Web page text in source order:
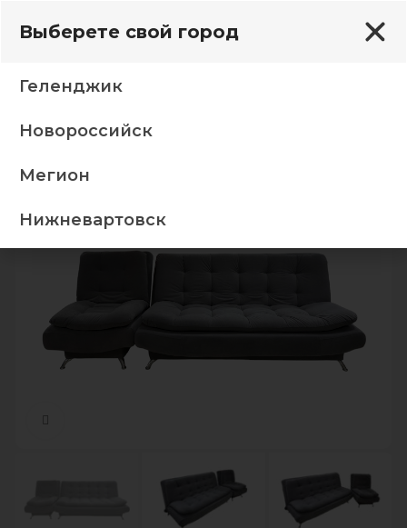
Прямые диваны
Выберете свой город
Геленджик
Новороссийск
Мегион
Нижневартовск